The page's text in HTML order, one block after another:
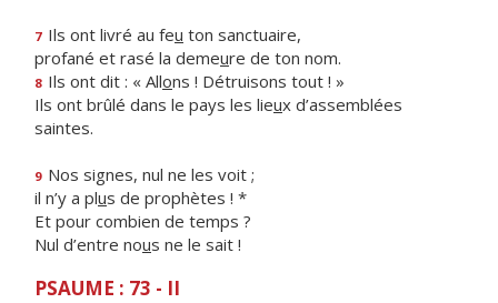
7 Ils ont livré au feu ton sanctuaire,
profané et rasé la demeure de ton nom.
8 Ils ont dit : « Allons ! Détruisons tout ! »
Ils ont brûlé dans le pays les lieux d’assemblées
saintes.
9 Nos signes, nul ne les voit ;
il n’y a plus de prophètes ! *
Et pour combien de temps ?
Nul d’entre nous ne le sait !
PSAUME : 73 - II